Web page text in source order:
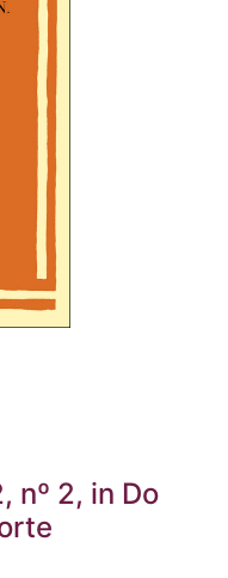
nº 2, in Do